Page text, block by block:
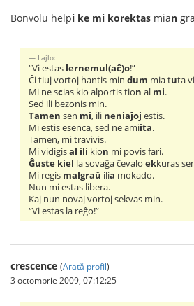
Bonvolu helpi ke mi korektas mian
Lajlo:
“Vi estas lernemul(aĉ)o!”
Ĉi tiuj vortoj hantis mindum mia tuta
Mi ne scias kio alportis tion al mi.
Sed ili bezonis min.
Tamen sen mi, ili neniaĵoj estis.
Mi estis esenca, sed ne amiita.
Tamen, mi travivis.
Mi vidigisal ili kion mi povis fari.
Ĝuste kiel la sovaĝa ĉevaloekkuras
Mi regis malgraŭ ilia mokado.
Nun mi estas libera.
Kaj nun novaj vortoj sekvas min.
“Vi estas la reĝo!”
crescence (Arată profil)
3 octombrie 2009, 07:12:25